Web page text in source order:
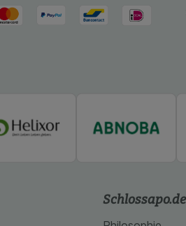
Schlossapo.de